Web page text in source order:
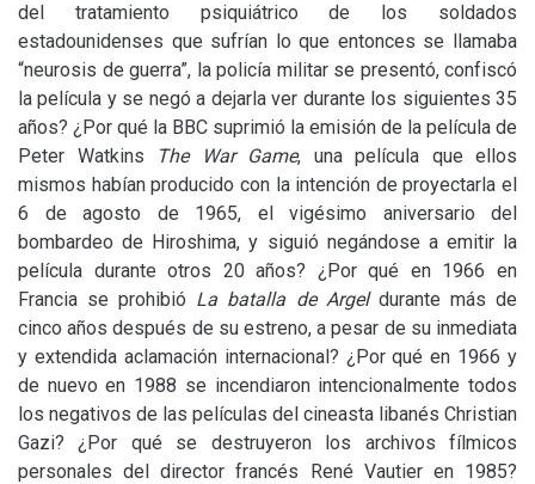
del tratamiento psiquiátrico de los soldados
estadounidenses que sufrían lo que entonces se llamaba
“neurosis de guerra”, la policía militar se presentó, confiscó
la película y se negó a dejarla ver durante los siguientes 35
años? ¿Por qué la BBC suprimió la emisión de la película de
Peter Watkins
The War Game, una película que ellos
mismos habían producido con la intención de proyectarla el
6 de agosto de 1965, el vigésimo aniversario del
bombardeo de Hiroshima, y siguió negándose a emitir la
película durante otros 20 años? ¿Por qué en 1966 en
Francia se prohibió La batalla de Argeldurante más de
cinco años después de su estreno, a pesar de su inmediata
y extendida aclamación internacional? ¿Por qué en 1966 y
de nuevo en 1988 se incendiaron intencionalmente todos
los negativos de las películas del cineasta libanés Christian
Gazi? ¿Por qué se destruyeron los archivos fílmicos
personales del director francés René Vautier en 1985?